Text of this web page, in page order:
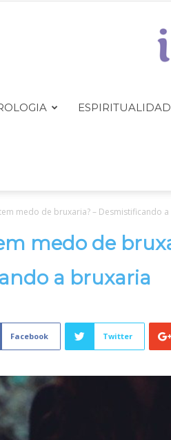
medo de bruxaria? – Desmistificando
medo de
a bruxaria
Facebook Twitter